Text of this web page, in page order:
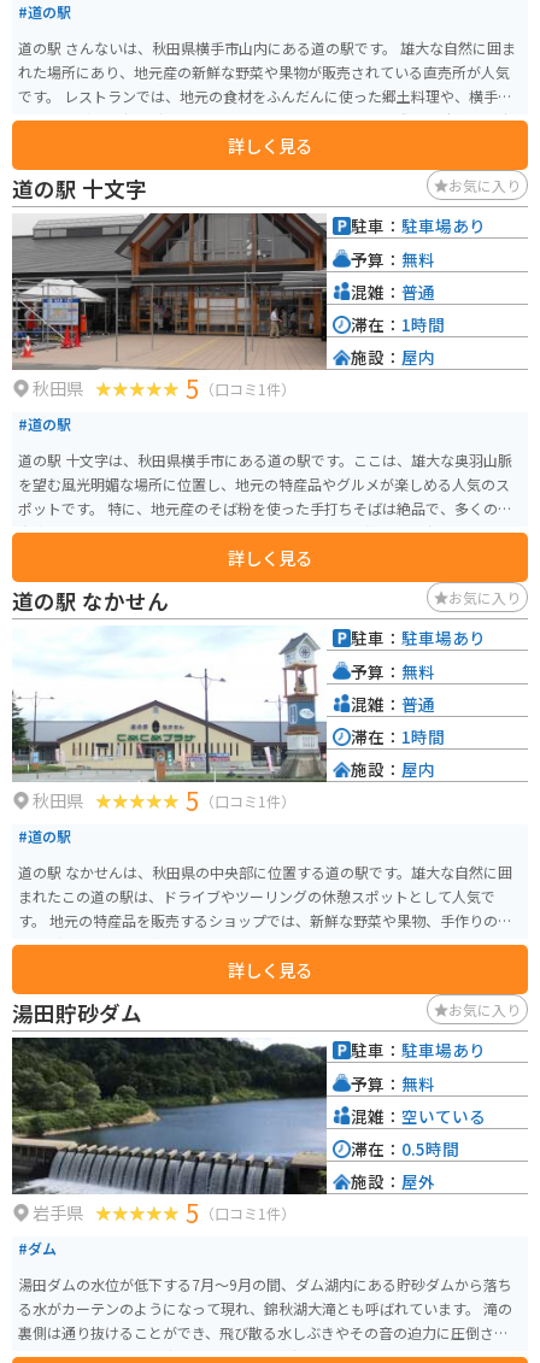
#道の駅
道の駅 さんないは、秋田県横手市山内にある道の駅です。 雄大な自然に囲ま
れた場所にあり、地元産の新鮮な野菜や果物が販売されている直売所が人気
です。 レストランでは、地元の食材をふんだんに使った郷土料理や、横手や
きそばなどのご当地グルメが楽しめます。 バイクで訪れる際は、駐車場も広
く、休憩場所としても最適です。 周辺には、温泉やキャンプ場など、観光ス
ポットも点在しており、ドライブやツーリングの拠点としても便利です。 特
に、秋の紅葉シーズンには、周辺の山々が美しく色づき、多くの観光客が訪
れます。 秋田県の名産品である、きりたんぽや稲庭うどんも味わえるので、
ぜひ立ち寄ってみてください。
詳しく見る
道の駅 十文字 お気に入り
秋田県 5 （口コミ1件）
#道の駅
道の駅 十文字は、秋田県横手市にある道の駅です。ここは、雄大な奥羽山脈
を望む風光明媚な場所に位置し、地元の特産品やグルメが楽しめる人気のス
ポットです。 特に、地元産のそば粉を使った手打ちそばは絶品で、多くの観
光客が訪れます。そば打ち体験コーナーもあるので、旅の思い出にチャレン
ジしてみるのも良いでしょう。また、隣接する「まめでらが～でん」では、
地元で採れた新鮮な野菜や山菜、果物などが販売されています。 バイクで訪
れる場合、道の駅 十文字は広々とした駐車場を完備しているので安心です。
周辺には、雄大な景色を楽しめるルートがたくさんあるので、ツーリングの
拠点としても最適です。道の駅 十文字から少し足を延ばせば、国の名勝に指
定されている「田沢湖」や、温泉街として知られる「乳頭温泉郷」など、魅
力的な観光スポットも数多くあります。
詳しく見る
駐車： 駐車場あり
予算： 無料
混雑： 普通
滞在： 1時間
施設： 屋内
道の駅 なかせん お気に入り
秋田県 5 （口コミ1件）
#道の駅
道の駅 なかせんは、秋田県の中央部に位置する道の駅です。雄大な自然に囲
まれたこの道の駅は、ドライブやツーリングの休憩スポットとして人気で
す。 地元の特産品を販売するショップでは、新鮮な野菜や果物、手作りの漬
物などが人気です。中でも、地元産のあきたこまちを使用したおにぎりや弁
当は、旅の疲れを癒してくれること間違いなしです。また、併設されている
レストランでは、地元の食材をふんだんに使用した郷土料理や、名物の稲庭
うどんを楽しむことができます。 バイクで訪れる際は、道の駅に隣接する
「北欧の杜公園」の散策がおすすめです。風車や芝生広場が広がる園内は、
開放感抜群です。道の駅 なかせんは、自然と食を満喫できる、秋田の魅力が
詰まった道の駅です。
詳しく見る
駐車： 駐車場あり
予算： 無料
混雑： 普通
滞在： 1時間
施設： 屋内
湯田貯砂ダム お気に入り
岩手県 5 （口コミ1件）
#ダム
湯田ダムの水位が低下する7月～9月の間、ダム湖内にある貯砂ダムから落ち
る水がカーテンのようになって現れ、錦秋湖大滝とも呼ばれています。 滝の
裏側は通り抜けることができ、飛び散る水しぶきやその音の迫力に圧倒され
ます。暑い季節には、涼を求めて訪れる気持ちが良いです。
駐車： 駐車場あり
予算： 無料
混雑： 空いている
滞在： 0.5時間
施設： 屋外